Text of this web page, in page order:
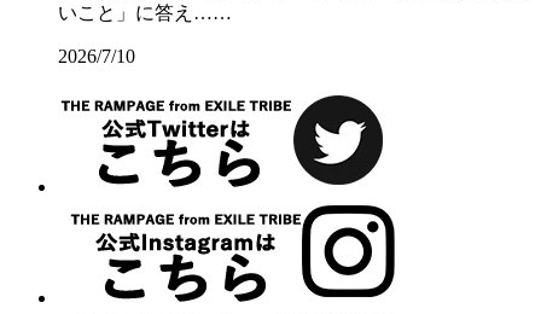
いこと」に答え……
2026/7/10